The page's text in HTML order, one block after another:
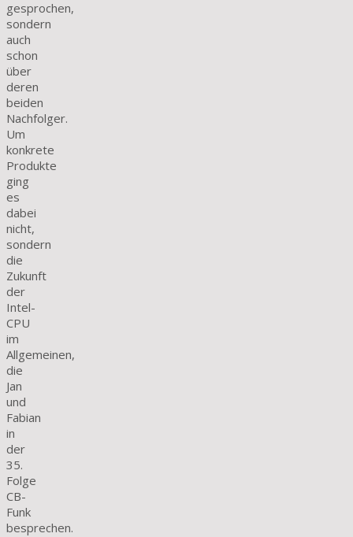
gesprochen,
sondern
auch
schon
über
deren
beiden
Nachfolger.
Um
konkrete
Produkte
ging
es
dabei
nicht,
sondern
die
Zukunft
der
Intel-
CPU
im
Allgemeinen,
die
Jan
und
Fabian
in
der
35.
Folge
CB-
Funk
besprechen.